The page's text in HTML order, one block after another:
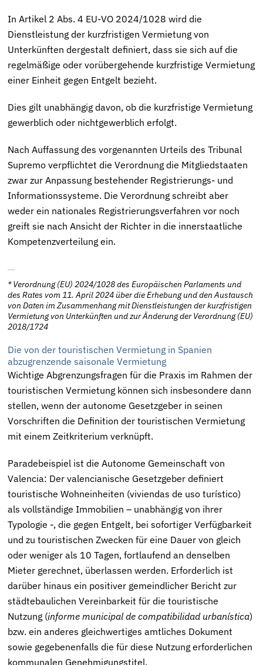
In Artikel 2 Abs. 4 EU-VO 2024/1028 wird die
Dienstleistung der kurzfristigen Vermietung von
Unterkünften dergestalt definiert, dass sie sich auf die
regelmäßige oder vorübergehende kurzfristige Vermietung
einer Einheit gegen Entgelt bezieht.
Dies gilt unabhängig davon, ob die kurzfristige Vermietung
gewerblich oder nichtgewerblich erfolgt.
Nach Auffassung des vorgenannten Urteils des Tribunal
Supremo verpflichtet die Verordnung die Mitgliedstaaten
zwar zur Anpassung bestehender Registrierungs- und
Informationssysteme. Die Verordnung schreibt aber
weder ein nationales Registrierungsverfahren vor noch
greift sie nach Ansicht der Richter in die innerstaatliche
Kompetenzverteilung ein.
*Verordnung (EU) 2024/1028 des Europäischen Parlaments und
des Rates vom 11. April 2024 über die Erhebung und den Austausch
von Daten im Zusammenhang mit Dienstleistungen der kurzfristigen
Vermietung von Unterkünften und zur Änderung der Verordnung (EU)
2018/1724
Die von der touristischen Vermietung in Spanien
abzugrenzende saisonale Vermietung
Wichtige Abgrenzungsfragen für die Praxis im Rahmen der
touristischen Vermietung können sich insbesondere dann
stellen, wenn der autonome Gesetzgeber in seinen
Vorschriften die Definition der touristischen Vermietung
mit einem Zeitkriterium verknüpft.
Paradebeispiel ist die Autonome Gemeinschaft von
Valencia: Der valencianische Gesetzgeber definiert
touristische Wohneinheiten (viviendas de uso turístico)
als vollständige Immobilien – unabhängig von ihrer
Typologie -, die gegen Entgelt, bei sofortiger Verfügbarkeit
und zu touristischen Zwecken für eine Dauer von gleich
oder weniger als 10 Tagen, fortlaufend an denselben
Mieter gerechnet, überlassen werden. Erforderlich ist
darüber hinaus ein positiver gemeindlicher Bericht zur
städtebaulichen Vereinbarkeit für die touristische
Nutzung (informe municipal de compatibilidad urbanística)
bzw. ein anderes gleichwertiges amtliches Dokument
sowie gegebenenfalls die für diese Nutzung erforderlichen
kommunalen Genehmigungstitel.